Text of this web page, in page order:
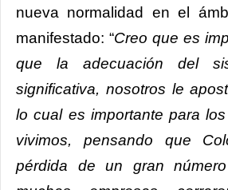
nueva normalidad en el
manifestado: “Creo que es
que la adecuación del
significativa, nosotros le
lo cual es importante para
vivimos, pensando que
pérdida de un gran